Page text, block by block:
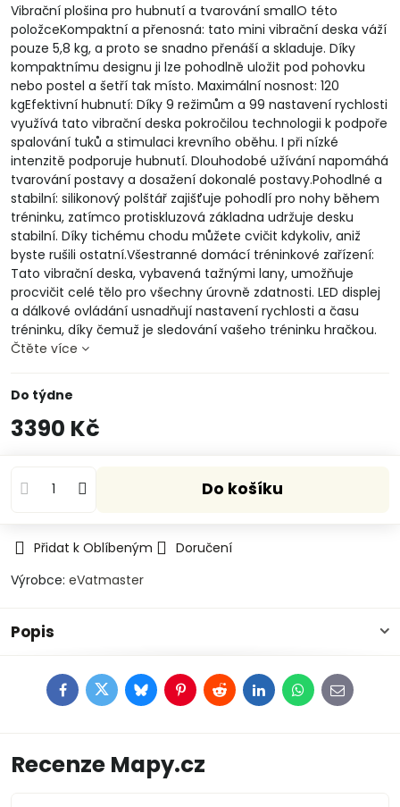
Vibrační plošina pro hubnutí a tvarování smallO této
položceKompaktní a přenosná: tato mini vibrační deska váží
pouze 5,8 kg, a proto se snadno přenáší a skladuje. Díky
kompaktnímu designu ji lze pohodlně uložit pod pohovku
nebo postel a šetří tak místo. Maximální nosnost: 120
kgEfektivní hubnutí: Díky 9 režimům a 99 nastavení rychlosti
využívá tato vibrační deska pokročilou technologii k podpoře
spalování tuků a stimulaci krevního oběhu. I při nízké
intenzitě podporuje hubnutí. Dlouhodobé užívání napomáhá
tvarování postavy a dosažení dokonalé postavy.Pohodlné a
stabilní: silikonový polštář zajišťuje pohodlí pro nohy během
tréninku, zatímco protiskluzová základna udržuje desku
stabilní. Díky tichému chodu můžete cvičit kdykoliv, aniž
byste rušili ostatní.Všestranné domácí tréninkové zařízení:
Tato vibrační deska, vybavená tažnými lany, umožňuje
procvičit celé tělo pro všechny úrovně zdatnosti. LED displej
a dálkové ovládání usnadňují nastavení rychlosti a času
tréninku, díky čemuž je sledování vašeho tréninku hračkou.
Čtěte více
Do týdne
3390 Kč
Do košíku
Přidat k Oblíbeným
Doručení
Výrobce: eVatmaster
Popis
FacebookTwitterBlueskyPinterestRedditLinkedInWhatsApp
E-
mail
Recenze Mapy.cz